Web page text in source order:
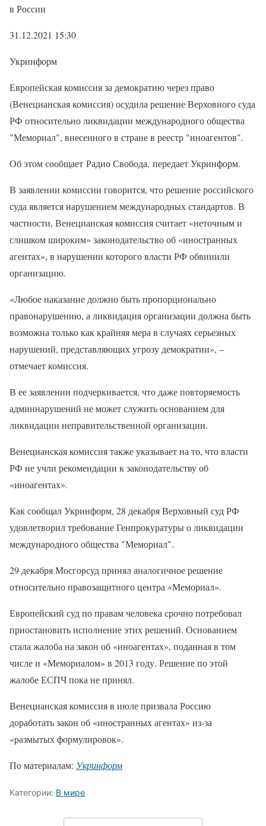
в России
31.12.2021 15:30
Укринформ
Европейская комиссия за демократию через право
(Венецианская комиссия) осудила решение Верховного суда
РФ относительно ликвидации международного общества
"Мемориал", внесенного в стране в реестр "иноагентов".
Об этом сообщает Радио Свобода, передает Укринформ.
В заявлении комиссии говорится, что решение российского
суда является нарушением международных стандартов. В
частности, Венецианская комиссия считает «неточным и
слишком широким» законодательство об «иностранных
агентах», в нарушении которого власти РФ обвинили
организацию.
«Любое наказание должно быть пропорционально
правонарушению, а ликвидация организации должна быть
возможна только как крайняя мера в случаях серьезных
нарушений, представляющих угрозу демократии», –
отмечает комиссия.
В ее заявлении подчеркивается, что даже повторяемость
админнарушений не может служить основанием для
ликвидации неправительственной организации.
Венецианская комиссия также указывает на то, что власти
РФ не учли рекомендации к законодательству об
«иноагентах».
Как сообщал Укринформ, 28 декабря Верховный суд РФ
удовлетворил требование Генпрокуратуры о ликвидации
международного общества "Мемориал".
29 декабря Мосгорсуд принял аналогичное решение
относительно правозащитного центра «Мемориал».
Европейский суд по правам человека срочно потребовал
приостановить исполнение этих решений. Основанием
стала жалоба на закон об «иноагентах», поданная в том
числе и «Мемориалом» в 2013 году. Решение по этой
жалобе ЕСПЧ пока не принял.
Венецианская комиссия в июле призвала Россию
доработать закон об «иностранных агентах» из-за
«размытых формулировок».
По материалам: Укринформ
Категории: В мире